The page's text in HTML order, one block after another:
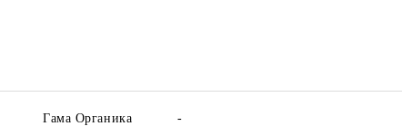
Гама Органика -